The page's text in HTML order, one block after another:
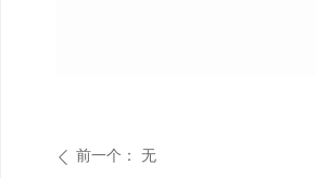
ꄴ 前一个： 无